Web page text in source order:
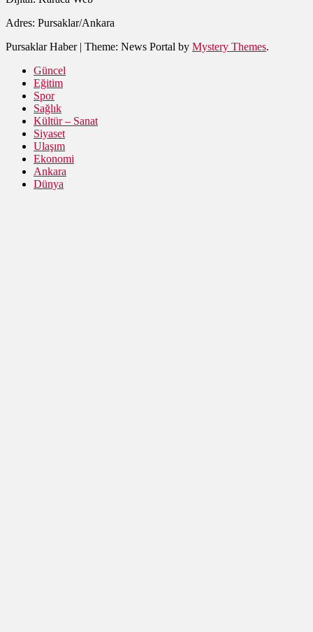
Adres: Pursaklar/Ankara
Pursaklar Haber | Theme: News Portal by Mystery Themes.
Güncel
Eğitim
Spor
Sağlık
Kültür – Sanat
Siyaset
Ulaşım
Ekonomi
Ankara
Dünya